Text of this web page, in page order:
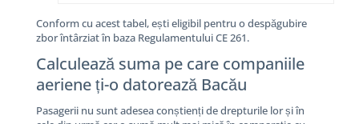
Conform cu acest tabel, ești eligibil pentru o despăgubire
zbor întârziat în baza Regulamentului CE 261.
Calculează suma pe care companiile
aeriene ți-o datorează Bacău
Pasagerii nu sunt adesea conștienți de drepturile lor și în